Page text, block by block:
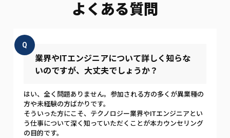
よくある質問
Q
業界やITエンジニアについて詳しく知らな
いのですが、大丈夫でしょうか？
はい、全く問題ありません。参加される方の多くが異業種の
方や未経験の方ばかりです。
そういった方にこそ、テクノロジー業界やITエンジニアとい
う仕事について深く知っていただくことが本カウンセリング
の目的です。